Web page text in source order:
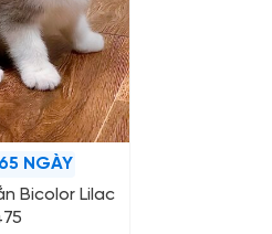
NGÀY
Bicolor Lilac